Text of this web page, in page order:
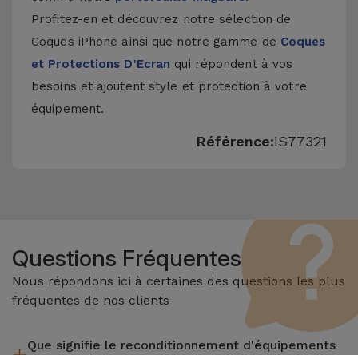
Profitez-en et découvrez notre sélection de
Coques iPhone ainsi que notre gamme de Coques
et Protections D'Ecran qui répondent à vos
besoins et ajoutent style et protection à votre
équipement.
Référence:IS77321
Questions Fréquentes
Nous répondons ici à certaines des questions les plus
fréquentes de nos clients
Que signifie le reconditionnement d'équipements